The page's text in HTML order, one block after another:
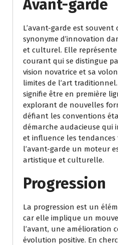
Avant-garde
L’avant-garde est souvent
synonyme d’innovation
et culturel. Elle
courant qui se distingue
vision novatrice et sa
limites de l’art
signifie être en première
explorant de nouvelles
défiant les conventions
démarche audacieuse qui
et influence les
l’avant-garde un moteur
artistique et culturelle.
Progression
La progression est un
car elle implique un
l’avant, une amélioration
évolution positive. En